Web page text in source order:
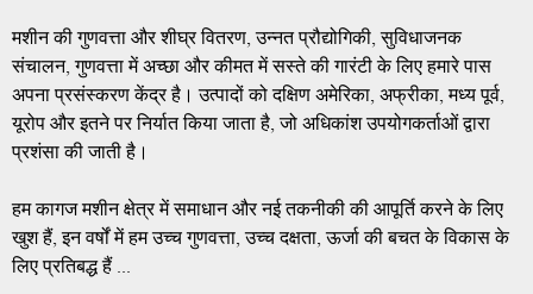
मशीन की गुणवत्ता और शीघ्र वितरण, उन्नत प्रौद्योगिकी, सुविधाजनक
संचालन, गुणवत्ता में अच्छा और कीमत में सस्ते की गारंटी के लिए हमारे पास
अपना प्रसंस्करण केंद्र है। उत्पादों को दक्षिण अमेरिका, अफ्रीका, मध्य पूर्व,
यूरोप और इतने पर निर्यात किया जाता है, जो अधिकांश उपयोगकर्ताओं द्वारा
प्रशंसा की जाती है।
हम कागज मशीन क्षेत्र में समाधान और नई तकनीकी की आपूर्ति करने के लिए
खुश हैं, इन वर्षों में हम उच्च गुणवत्ता, उच्च दक्षता, ऊर्जा की बचत के विकास के
लिए प्रतिबद्ध हैं ...